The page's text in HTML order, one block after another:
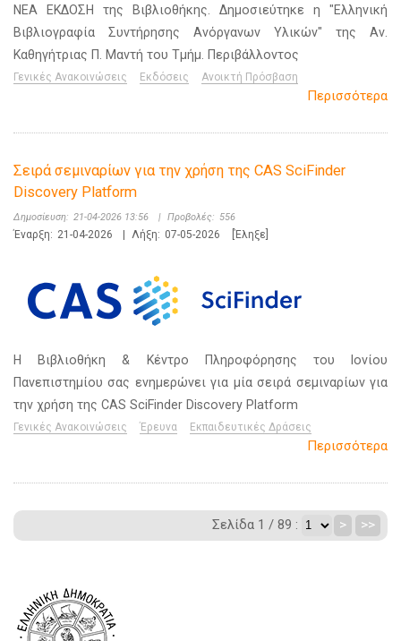
ΝΕΑ ΕΚΔΟΣΗ της Βιβλιοθήκης. Δημοσιεύτηκε η "Ελληνική
Βιβλιογραφία Συντήρησης Ανόργανων Υλικών" της Αν.
Καθηγήτριας Π. Μαντή του Τμήμ. Περιβάλλοντος
Γενικές Ανακοινώσεις Εκδόσεις Ανοικτή Πρόσβαση
Περισσότερα
Σειρά σεμιναρίων για την χρήση της CAS SciFinder
Discovery Platform
Δημοσίευση: 21-04-2026 13:56 | Προβολές: 556
Έναρξη: 21-04-2026 | Λήξη: 07-05-2026 [Έληξε]
Η Βιβλιοθήκη & Κέντρο Πληροφόρησης του Ιονίου
Πανεπιστημίου σας ενημερώνει για μία σειρά σεμιναρίων για
την χρήση της CAS SciFinder Discovery Platform
Γενικές Ανακοινώσεις Έρευνα Εκπαιδευτικές Δράσεις
Περισσότερα
Σελίδα 1 / 89 : > >>